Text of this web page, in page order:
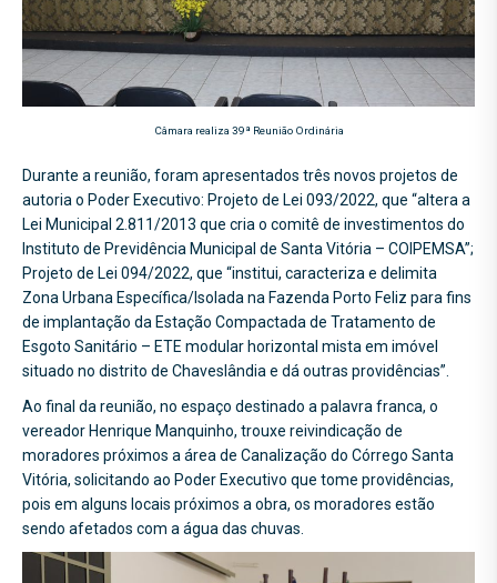
Câmara realiza 39ª Reunião Ordinária
Durante a reunião, foram apresentados três novos projetos de
autoria o Poder Executivo: Projeto de Lei 093/2022, que “altera a
Lei Municipal 2.811/2013 que cria o comitê de investimentos do
Instituto de Previdência Municipal de Santa Vitória – COIPEMSA”;
Projeto de Lei 094/2022, que “institui, caracteriza e delimita
Zona Urbana Específica/Isolada na Fazenda Porto Feliz para fins
de implantação da Estação Compactada de Tratamento de
Esgoto Sanitário – ETE modular horizontal mista em imóvel
situado no distrito de Chaveslândia e dá outras providências”.
Ao final da reunião, no espaço destinado a palavra franca, o
vereador Henrique Manquinho, trouxe reivindicação de
moradores próximos a área de Canalização do Córrego Santa
Vitória, solicitando ao Poder Executivo que tome providências,
pois em alguns locais próximos a obra, os moradores estão
sendo afetados com a água das chuvas.